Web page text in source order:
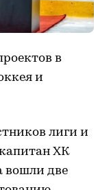
в
и
лиги и
ХК
вошли две